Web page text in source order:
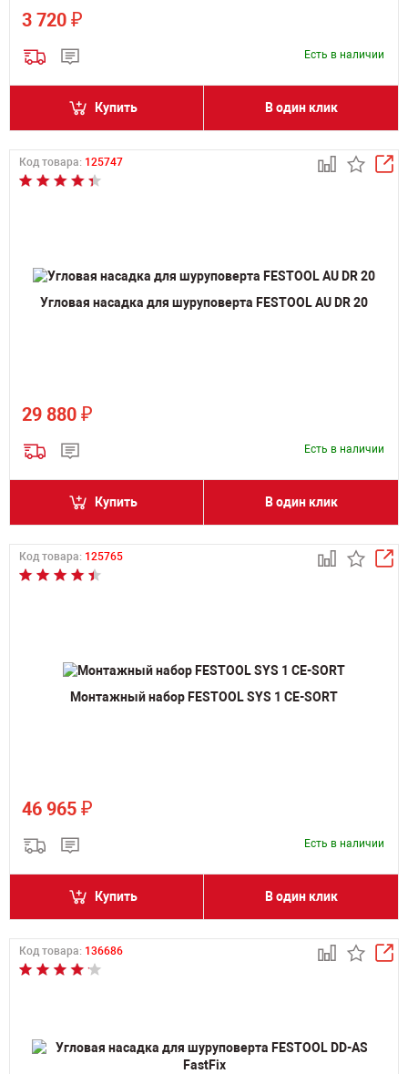
3 720 ₽
Есть в наличии
Купить В один клик
Код товара: 125747
Угловая насадка для шуруповерта FESTOOL AU DR 20
29 880 ₽
Есть в наличии
Купить В один клик
Код товара: 125765
Монтажный набор FESTOOL SYS 1 CE-SORT
46 965 ₽
Есть в наличии
Купить В один клик
Код товара: 136686